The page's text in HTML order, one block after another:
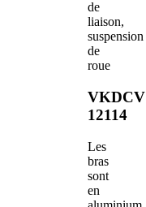
de
liaison,
suspension
de
roue
VKDCV
12114
Les
bras
sont
en